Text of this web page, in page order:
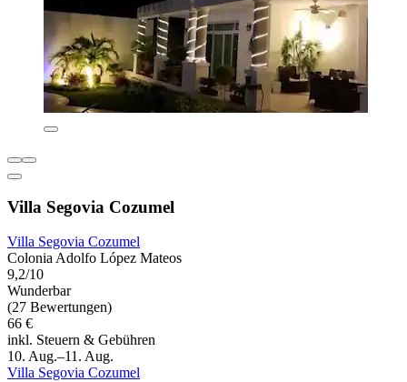
Villa Segovia Cozumel
Villa Segovia Cozumel
Colonia Adolfo López Mateos
9,2/10
Wunderbar
(27 Bewertungen)
66 €
inkl. Steuern & Gebühren
10. Aug.–11. Aug.
Villa Segovia Cozumel